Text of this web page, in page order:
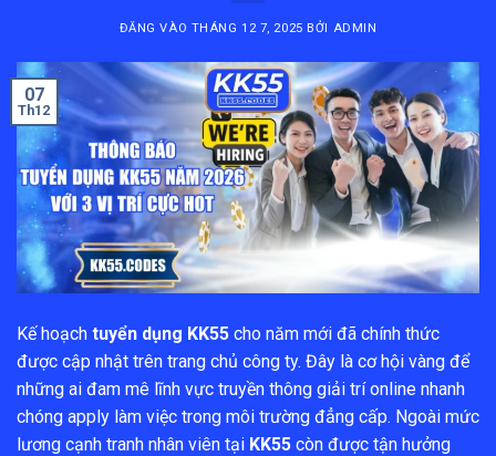
ĐĂNG VÀO THÁNG 12 7, 2025 BỞI ADMIN
07
Th12
Kế hoạch tuyển dụng KK55 cho năm mới đã chính thức
được cập nhật trên trang chủ công ty. Đây là cơ hội vàng để
những ai đam mê lĩnh vực truyền thông giải trí online nhanh
chóng apply làm việc trong môi trường đẳng cấp. Ngoài mức
lương cạnh tranh nhân viên tại KK55 còn được tận hưởng